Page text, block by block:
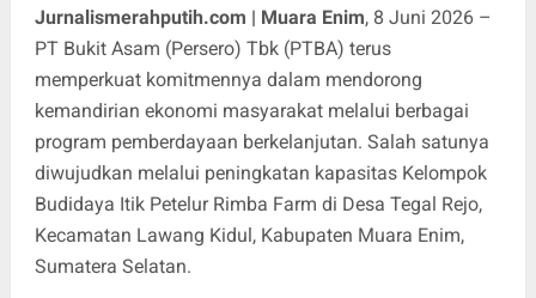
Jurnalismerahputih.com | Muara Enim, 8 Juni 2026 –
PT Bukit Asam (Persero) Tbk (PTBA) terus
memperkuat komitmennya dalam mendorong
kemandirian ekonomi masyarakat melalui berbagai
program pemberdayaan berkelanjutan. Salah satunya
diwujudkan melalui peningkatan kapasitas Kelompok
Budidaya Itik Petelur Rimba Farm di Desa Tegal Rejo,
Kecamatan Lawang Kidul, Kabupaten Muara Enim,
Sumatera Selatan.